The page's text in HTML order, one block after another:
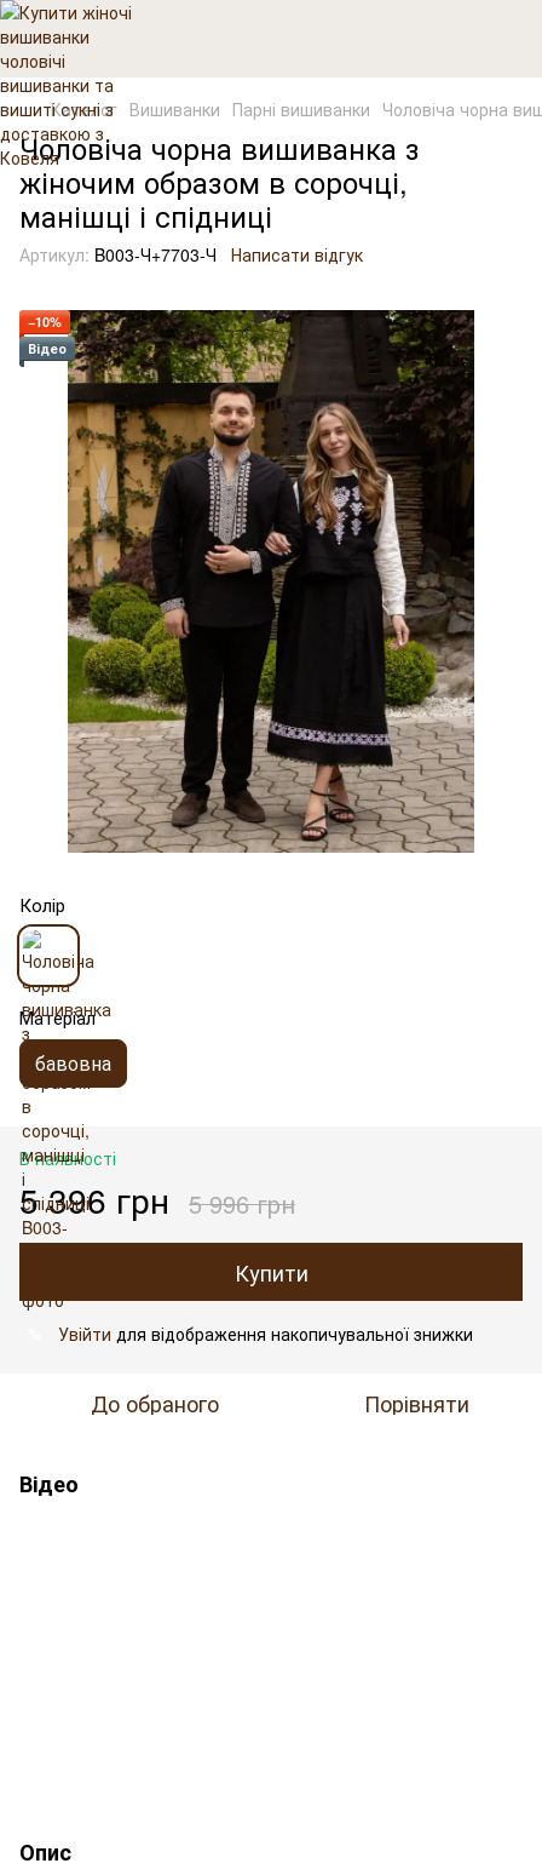
Каталог Вишиванки Парні вишиванки Чоловіча чорна
Чоловіча чорна вишиванка з
жіночим образом в сорочці,
манішці і спідниці
Артикул: B003-Ч+7703-Ч Написати відгук
−10%
Відео
Колір
Матеріал
бавовна
В наявності
5 396 грн 5 996 грн
Купити
Увійти для відображення накопичувальної знижки
До обраного Порівняти
Відео
Опис